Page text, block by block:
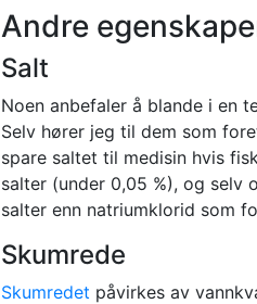
Andre
Salt
Noen anbefaler å blande i en
Selv hører jeg til dem som
spare saltet til medisin hvis
salter (under 0,05 %), og selv
salter enn natriumklorid som
Skumrede
Skumredet påvirkes av